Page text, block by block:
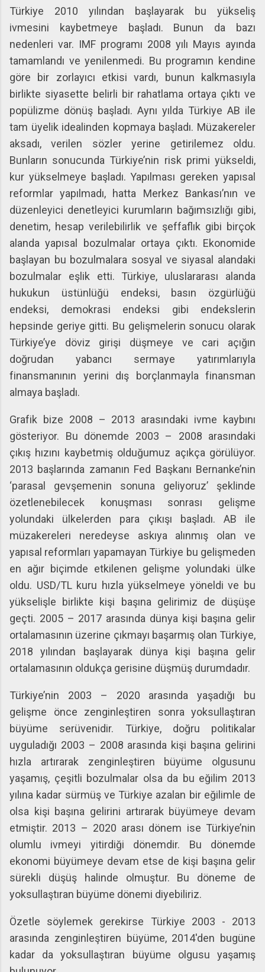
Türkiye 2010 yılından başlayarak bu yükseliş
ivmesini kaybetmeye başladı. Bunun da bazı
nedenleri var. IMF programı 2008 yılı Mayıs ayında
tamamlandı ve yenilenmedi. Bu programın kendine
göre bir zorlayıcı etkisi vardı, bunun kalkmasıyla
birlikte siyasette belirli bir rahatlama ortaya çıktı ve
popülizme dönüş başladı. Aynı yılda Türkiye AB ile
tam üyelik idealinden kopmaya başladı. Müzakereler
aksadı, verilen sözler yerine getirilemez oldu.
Bunların sonucunda Türkiye’nin risk primi yükseldi,
kur yükselmeye başladı. Yapılması gereken yapısal
reformlar yapılmadı, hatta Merkez Bankası’nın ve
düzenleyici denetleyici kurumların bağımsızlığı gibi,
denetim, hesap verilebilirlik ve şeffaflık gibi birçok
alanda yapısal bozulmalar ortaya çıktı. Ekonomide
başlayan bu bozulmalara sosyal ve siyasal alandaki
bozulmalar eşlik etti. Türkiye, uluslararası alanda
hukukun üstünlüğü endeksi, basın özgürlüğü
endeksi, demokrasi endeksi gibi endekslerin
hepsinde geriye gitti. Bu gelişmelerin sonucu olarak
Türkiye’ye döviz girişi düşmeye ve cari açığın
doğrudan yabancı sermaye yatırımlarıyla
finansmanının yerini dış borçlanmayla finansman
almaya başladı.
Grafik bize 2008 – 2013 arasındaki ivme kaybını
gösteriyor. Bu dönemde 2003 – 2008 arasındaki
çıkış hızını kaybetmiş olduğumuz açıkça görülüyor.
2013 başlarında zamanın Fed Başkanı Bernanke’nin
‘parasal gevşemenin sonuna geliyoruz’ şeklinde
özetlenebilecek konuşması sonrası gelişme
yolundaki ülkelerden para çıkışı başladı. AB ile
müzakereleri neredeyse askıya alınmış olan ve
yapısal reformları yapamayan Türkiye bu gelişmeden
en ağır biçimde etkilenen gelişme yolundaki ülke
oldu. USD/TL kuru hızla yükselmeye yöneldi ve bu
yükselişle birlikte kişi başına gelirimiz de düşüşe
geçti. 2005 – 2017 arasında dünya kişi başına gelir
ortalamasının üzerine çıkmayı başarmış olan Türkiye,
2018 yılından başlayarak dünya kişi başına gelir
ortalamasının oldukça gerisine düşmüş durumdadır.
Türkiye’nin 2003 – 2020 arasında yaşadığı bu
gelişme önce zenginleştiren sonra yoksullaştıran
büyüme serüvenidir. Türkiye, doğru politikalar
uyguladığı 2003 – 2008 arasında kişi başına gelirini
hızla artırarak zenginleştiren büyüme olgusunu
yaşamış, çeşitli bozulmalar olsa da bu eğilim 2013
yılına kadar sürmüş ve Türkiye azalan bir eğilimle de
olsa kişi başına gelirini artırarak büyümeye devam
etmiştir. 2013 – 2020 arası dönem ise Türkiye’nin
olumlu ivmeyi yitirdiği dönemdir. Bu dönemde
ekonomi büyümeye devam etse de kişi başına gelir
sürekli düşüş halinde olmuştur. Bu döneme de
yoksullaştıran büyüme dönemi diyebiliriz.
Özetle söylemek gerekirse Türkiye 2003 - 2013
arasında zenginleştiren büyüme, 2014'den bugüne
kadar da yoksullaştıran büyüme olgusu yaşamış